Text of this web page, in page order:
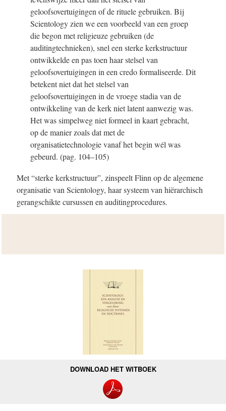
geloofsovertuigingen of de rituele gebruiken. Bij
Scientology zien we een voorbeeld van een groep
die begon met religieuze gebruiken (de
auditingtechnieken), snel een sterke kerkstructuur
ontwikkelde en pas toen haar stelsel van
geloofsovertuigingen in een credo formaliseerde. Dit
betekent niet dat het stelsel van
geloofsovertuigingen in de vroege stadia van de
ontwikkeling van de kerk niet latent aanwezig was.
Het was simpelweg niet formeel in kaart gebracht,
op de manier zoals dat met de
organisatietechnologie vanaf het begin wél was
gebeurd. (pag. 104–105)
Met “sterke kerkstructuur”, zinspeelt Flinn op de algemene
organisatie van Scientology, haar systeem van hiërarchisch
gerangschikte cursussen en auditingprocedures.
DOWNLOAD HET WITBOEK